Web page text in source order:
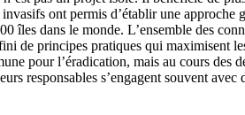
ont permis d’établir une
îles dans le monde. L’ensemble des
de principes pratiques qui maximisent
pour l’éradication, mais au cours des
responsables s’engagent souvent